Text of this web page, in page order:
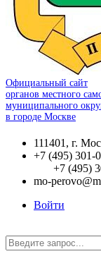
Официальный сайт
органов местного
муниципального
в городе Москве
111401, г.
+7 (495) 301-
+7 (495)
mo-
Войти